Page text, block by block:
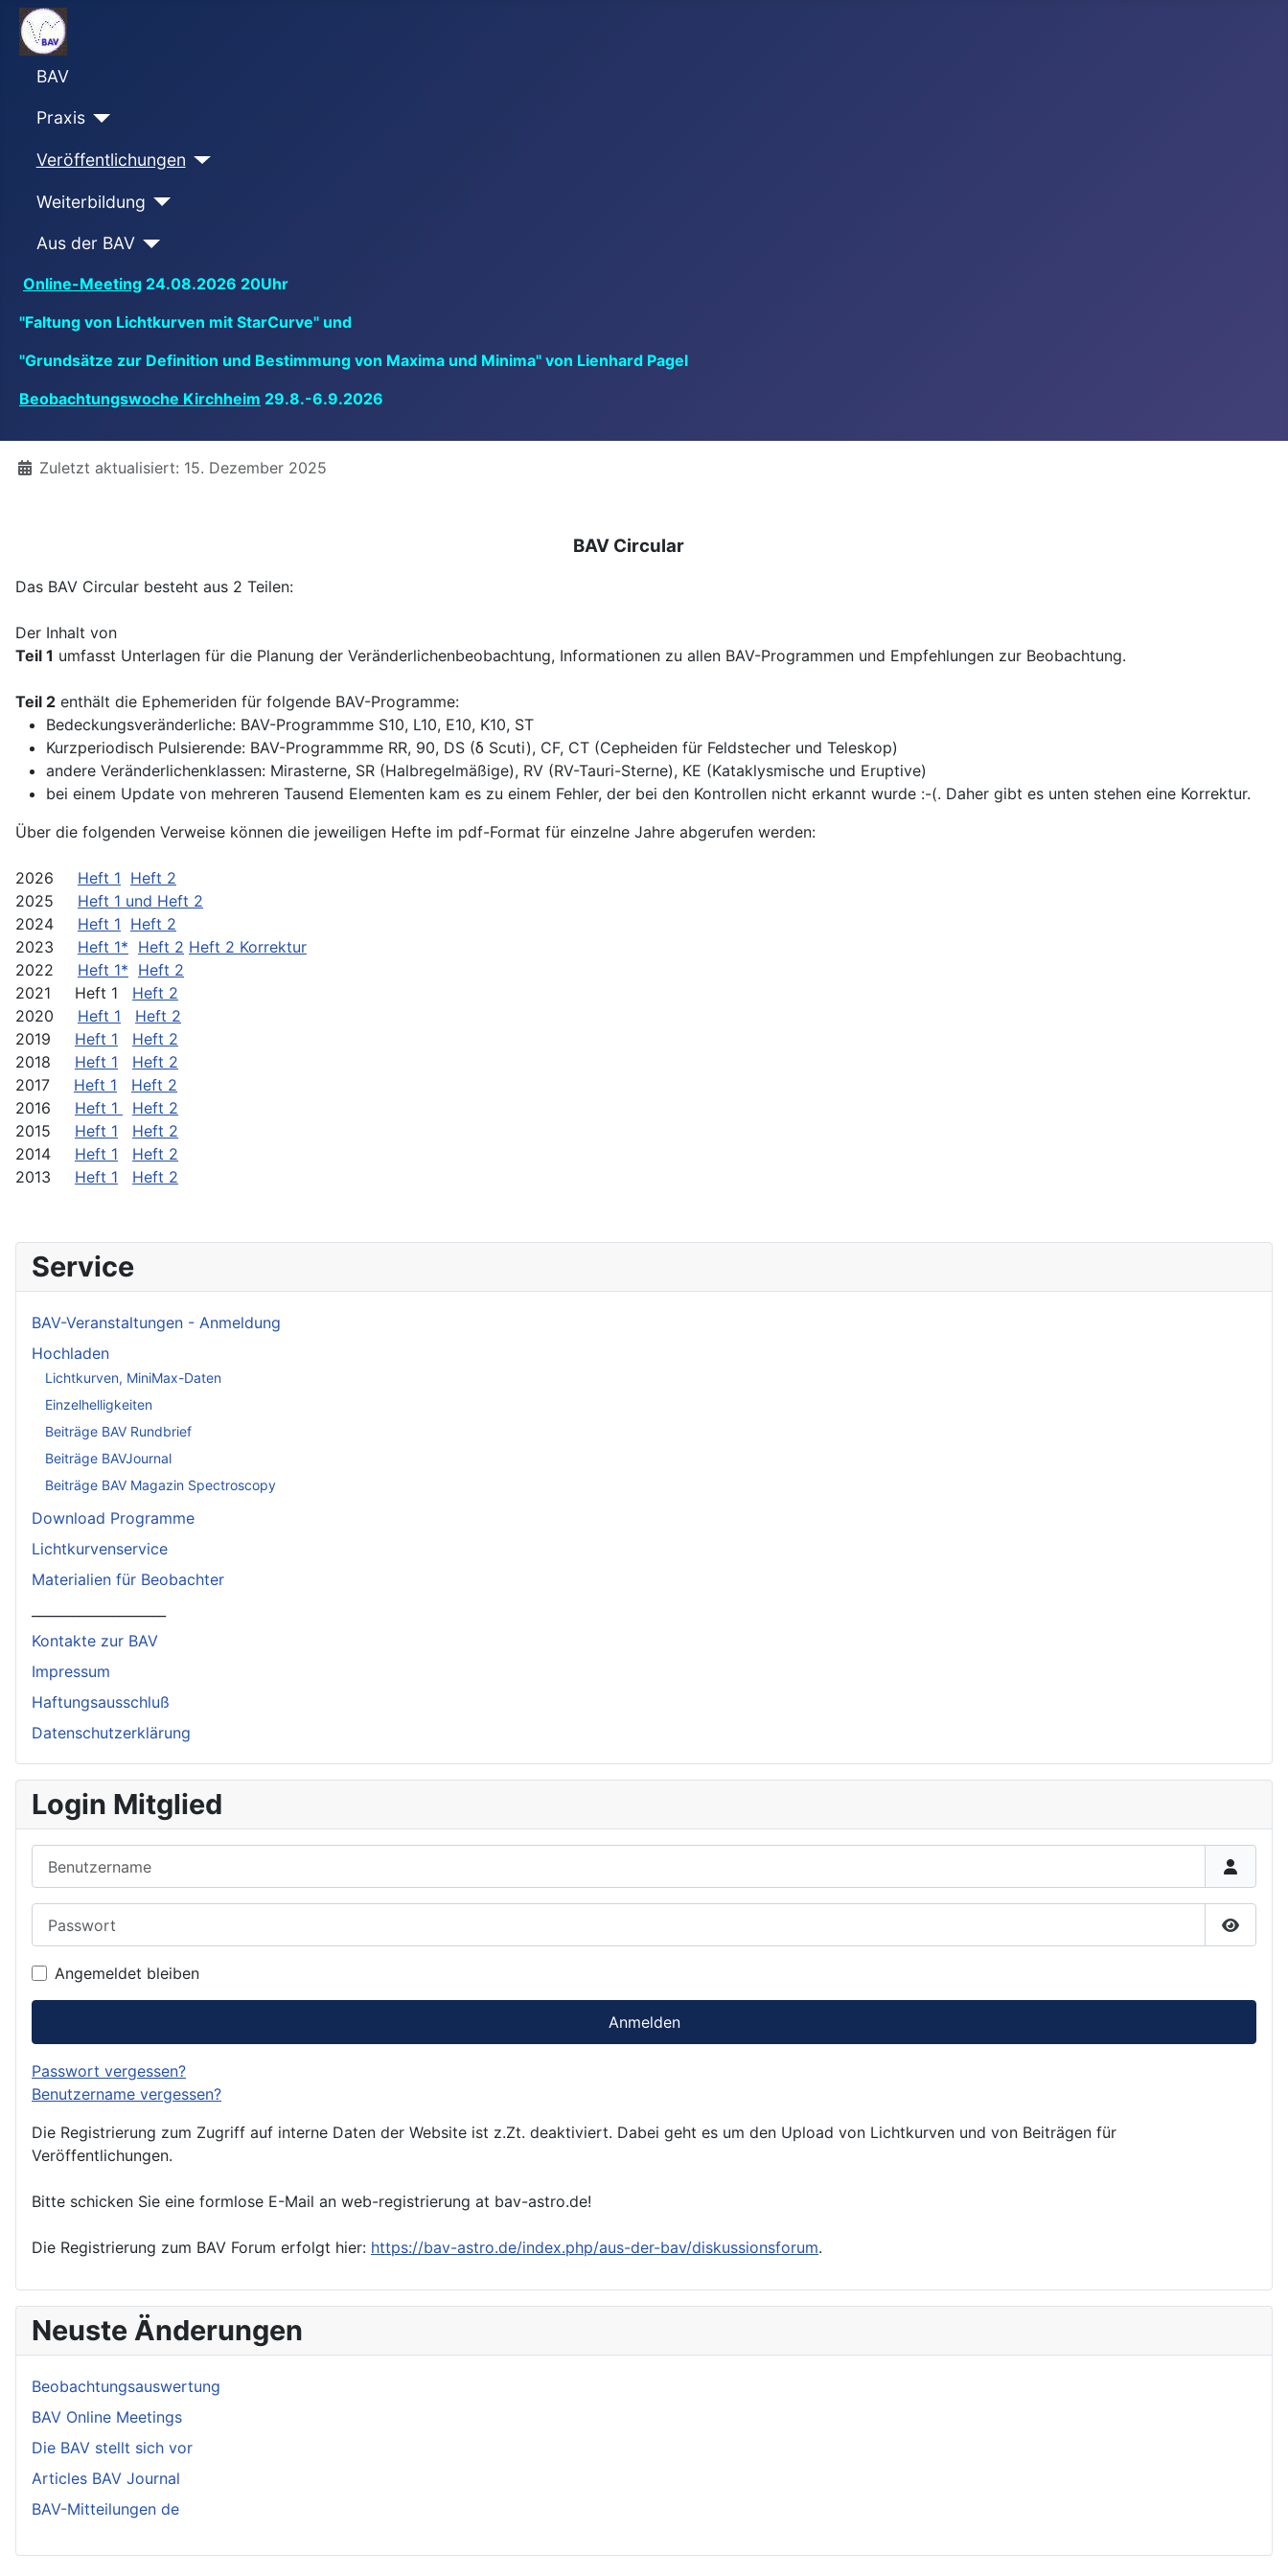
BAV
Praxis
Veröffentlichungen
Weiterbildung
Aus der BAV
Online-Meeting 24.08.2026 20Uhr
"Faltung von Lichtkurven mit StarCurve" und
"Grundsätze zur Definition und Bestimmung von Maxima und Minima" von Lienhard Pagel
Beobachtungswoche Kirchheim 29.8.-6.9.2026
DetailsZuletzt aktualisiert: 15. Dezember 2025
BAV Circular
Das BAV Circular besteht aus 2 Teilen:
Der Inhalt von
Teil 1 umfasst Unterlagen für die Planung der Veränderlichenbeobachtung, Informationen zu allen BAV-Programmen und Empfehlungen zur Beobachtung.
Teil 2 enthält die Ephemeriden für folgende BAV-Programme:
Bedeckungsveränderliche: BAV-Programmme S10, L10, E10, K10, ST
Kurzperiodisch Pulsierende: BAV-Programmme RR, 90, DS (δ Scuti), CF, CT (Cepheiden für Feldstecher und Teleskop)
andere Veränderlichenklassen: Mirasterne, SR (Halbregelmäßige), RV (RV-Tauri-Sterne), KE (Kataklysmische und Eruptive)
bei einem Update von mehreren Tausend Elementen kam es zu einem Fehler, der bei den Kontrollen nicht erkannt wurde :-(. Daher gibt es unten stehen eine Korrektur.
Über die folgenden Verweise können die jeweiligen Hefte im pdf-Format für einzelne Jahre abgerufen werden:
2026 Heft 1 Heft 2
2025 Heft 1 und Heft 2
2024 Heft 1 Heft 2
2023 Heft 1* Heft 2 Heft 2 Korrektur
2022 Heft 1* Heft 2
2021 Heft 1 Heft 2
2020 Heft 1
Heft 2
2019 Heft 1
Heft 2
2018 Heft 1
Heft 2
2017 Heft 1
Heft 2
2016 Heft 1
Heft 2
2015 Heft 1
Heft 2
2014 Heft 1
Heft 2
2013 Heft 1 Heft 2
Service
BAV-Veranstaltungen - Anmeldung
Hochladen
Lichtkurven, MiniMax-Daten
Einzelhelligkeiten
Beiträge BAV Rundbrief
Beiträge BAVJournal
Beiträge BAV Magazin Spectroscopy
Download Programme
Lichtkurvenservice
Materialien für Beobachter
Kontakte zur BAV
Impressum
Haftungsausschluß
Datenschutzerklärung
Login Mitglied
Angemeldet bleiben
Anmelden
Passwort vergessen?
Benutzername vergessen?
Die Registrierung zum Zugriff auf interne Daten der Website ist z.Zt. deaktiviert. Dabei geht es um den Upload von Lichtkurven und von Beiträgen für
Veröffentlichungen.
Bitte schicken Sie eine formlose E-Mail an web-registrierung at bav-astro.de!
Die Registrierung zum BAV Forum erfolgt hier: https://bav-astro.de/index.php/aus-der-bav/diskussionsforum.
Neuste Änderungen
Beobachtungsauswertung
BAV Online Meetings
Die BAV stellt sich vor
Articles BAV Journal
BAV-Mitteilungen de